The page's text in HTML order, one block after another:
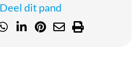
Deel dit pand